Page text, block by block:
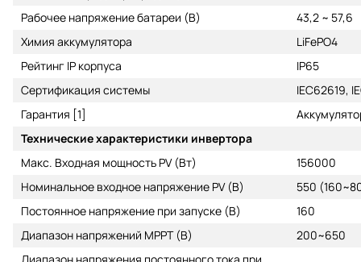
Рабочее напряжение батареи (В)
43,2 ~ 57,6
Химия аккумулятора
LiFePO4
Рейтинг IP корпуса
IP65
Сертификация системы
IEC62619,
Гарантия [1]
Технические характеристики инвертора
Макс. Входная мощность PV (Вт)
156000
Номинальное входное напряжение PV (В)
550
Постоянное напряжение при запуске (В)
160
Диапазон напряжений MPPT (В)
200~650
Диапазон напряжения постоянного тока при